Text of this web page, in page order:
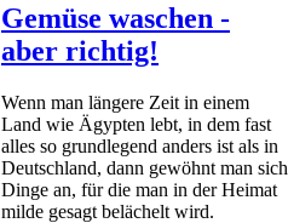
Gemüse waschen -
aber richtig!
Wenn man längere Zeit in einem
Land wie Ägypten lebt, in dem fast
alles so grundlegend anders ist als in
Deutschland, dann gewöhnt man sich
Dinge an, für die man in der Heimat
milde gesagt belächelt wird.